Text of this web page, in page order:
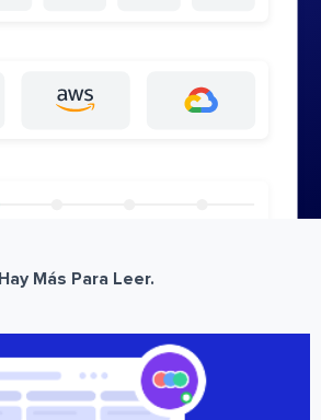
Hay Más Para Leer.